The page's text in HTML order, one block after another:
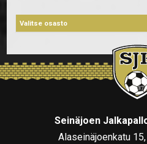
Seinäjoen
Alaseinäjoenkatu